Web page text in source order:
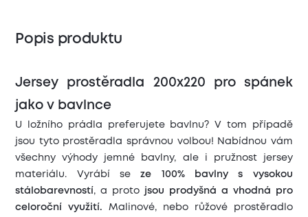
Popis produktu
Jersey prostěradla 200x220 pro spánek
jako v bavlnce
U ložního prádla preferujete bavlnu? V tom případě
jsou tyto prostěradla správnou volbou! Nabídnou vám
všechny výhody jemné bavlny, ale i pružnost jersey
materiálu. Vyrábí seze 100% bavlny s vysokou
stálobarevností, a proto jsou prodyšná a vhodná pro
celoroční využití.
Malinové, nebo růžové prostěradlo